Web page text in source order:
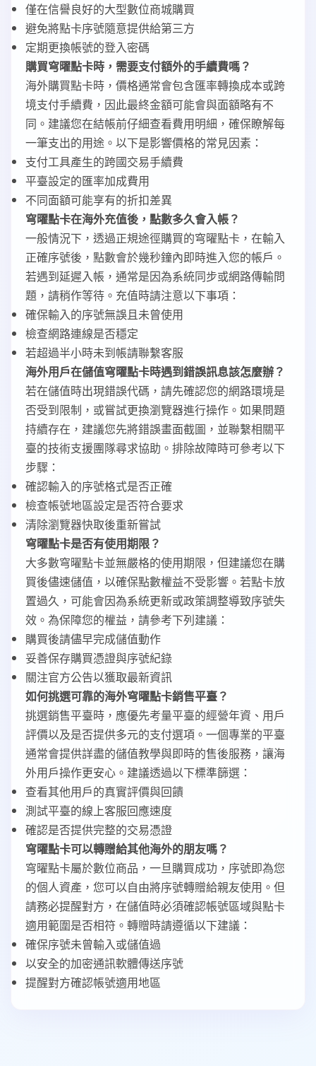
僅在信譽良好的大型數位商城購買
避免將點卡序號隨意提供給第三方
定期更換帳號的登入密碼
購買穹曜點卡時，需要支付額外的手續費嗎？
海外購買點卡時，價格通常會包含匯率轉換成本或跨
境支付手續費，因此最終金額可能會與面額略有不
同。建議您在結帳前仔細查看費用明細，確保瞭解每
一筆支出的用途。以下是影響價格的常見因素：
支付工具產生的跨國交易手續費
平臺設定的匯率加成費用
不同面額可能享有的折扣差異
穹曜點卡在海外充值後，點數多久會入帳？
一般情況下，透過正規途徑購買的穹曜點卡，在輸入
正確序號後，點數會於幾秒鐘內即時進入您的帳戶。
若遇到延遲入帳，通常是因為系統同步或網路傳輸問
題，請稍作等待。充值時請注意以下事項：
確保輸入的序號無誤且未曾使用
檢查網路連線是否穩定
若超過半小時未到帳請聯繫客服
海外用戶在儲值穹曜點卡時遇到錯誤訊息該怎麼辦？
若在儲值時出現錯誤代碼，請先確認您的網路環境是
否受到限制，或嘗試更換瀏覽器進行操作。如果問題
持續存在，建議您先將錯誤畫面截圖，並聯繫相關平
臺的技術支援團隊尋求協助。排除故障時可參考以下
步驟：
確認輸入的序號格式是否正確
檢查帳號地區設定是否符合要求
清除瀏覽器快取後重新嘗試
穹曜點卡是否有使用期限？
大多數穹曜點卡並無嚴格的使用期限，但建議您在購
買後儘速儲值，以確保點數權益不受影響。若點卡放
置過久，可能會因為系統更新或政策調整導致序號失
效。為保障您的權益，請參考下列建議：
購買後請儘早完成儲值動作
妥善保存購買憑證與序號紀錄
關注官方公告以獲取最新資訊
如何挑選可靠的海外穹曜點卡銷售平臺？
挑選銷售平臺時，應優先考量平臺的經營年資、用戶
評價以及是否提供多元的支付選項。一個專業的平臺
通常會提供詳盡的儲值教學與即時的售後服務，讓海
外用戶操作更安心。建議透過以下標準篩選：
查看其他用戶的真實評價與回饋
測試平臺的線上客服回應速度
確認是否提供完整的交易憑證
穹曜點卡可以轉贈給其他海外的朋友嗎？
穹曜點卡屬於數位商品，一旦購買成功，序號即為您
的個人資產，您可以自由將序號轉贈給親友使用。但
請務必提醒對方，在儲值時必須確認帳號區域與點卡
適用範圍是否相符。轉贈時請遵循以下建議：
確保序號未曾輸入或儲值過
以安全的加密通訊軟體傳送序號
提醒對方確認帳號適用地區